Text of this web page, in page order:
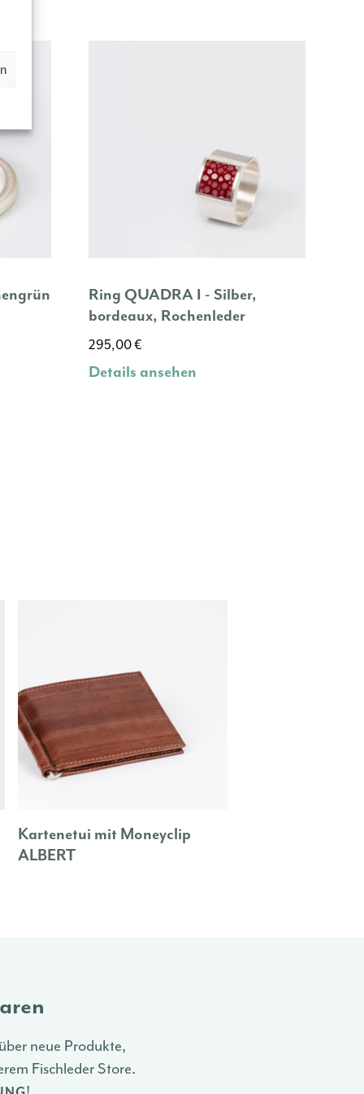
Ring QUADRA I - Silber,
bordeaux, Rochenleder
295,00€
Details ansehen
Kartenetui mit Moneyclip
ALBERT
neue Produkte,
Fischleder Store.